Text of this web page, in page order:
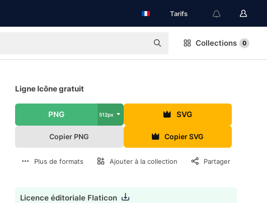
Tarifs
Collections 0
Ligne Icône gratuit
PNG 512px SVG
Copier PNG Copier SVG
Plus de formats Ajouter à la collection Partager
Licence éditoriale Flaticon